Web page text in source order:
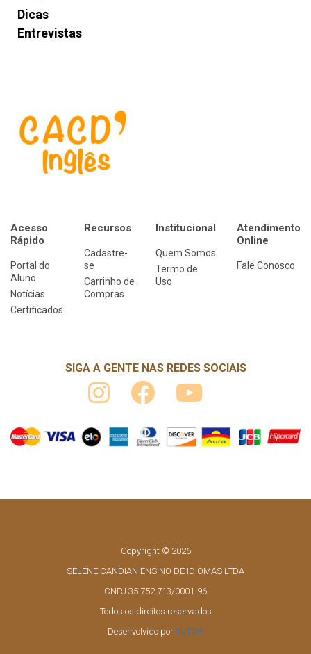
Dicas
Entrevistas
Acesso
Rápido
Portal do
Aluno
Notícias
Certificados
Recursos
Cadastre-
se
Carrinho de
Compras
Institucional
Quem Somos
Termo de
Uso
Atendimento
Online
Fale Conosco
SIGA A GENTE NAS REDES SOCIAIS
Copyright © 2026
SELENE CANDIAN ENSINO DE IDIOMAS LTDA
CNPJ 35.752.713/0001-96
Todos os direitos reservados
Desenvolvido por TUTOR